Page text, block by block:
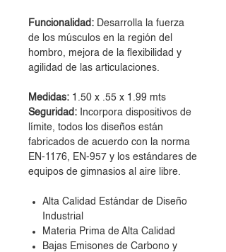
Funcionalidad: Desarrolla la fuerza
de los músculos en la región del
hombro, mejora de la flexibilidad y
agilidad de las articulaciones.
Medidas: 1.50 x .55 x 1.99 mts
Seguridad:
Incorpora dispositivos de
límite, todos los diseños están
fabricados de acuerdo con la norma
EN-1176, EN-957 y los estándares de
equipos de gimnasios al aire libre.
Alta Calidad Estándar de Diseño
Industrial
Materia Prima de Alta Calidad
Bajas Emisones de Carbono y